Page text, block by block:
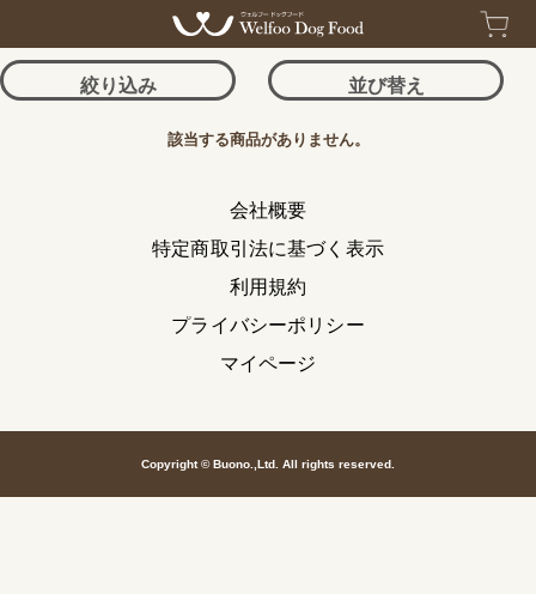
絞り込み 並び替え
該当する商品がありません。
会社概要
特定商取引法に基づく表示
利用規約
プライバシーポリシー
マイページ
Copyright © Buono.,Ltd. All rights reserved.